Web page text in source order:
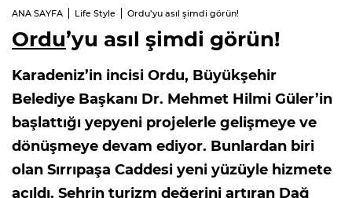
ANA SAYFA Life Style Ordu’yu asıl şimdi görün!
Ordu’yu asıl şimdi görün!
Karadeniz’in incisi Ordu, Büyükşehir
Belediye Başkanı Dr. Mehmet Hilmi Güler’in
başlattığı yepyeni projelerle gelişmeye ve
dönüşmeye devam ediyor. Bunlardan biri
olan Sırrıpaşa Caddesi yeni yüzüyle hizmete
açıldı. Şehrin turizm değerini artıran Dağ